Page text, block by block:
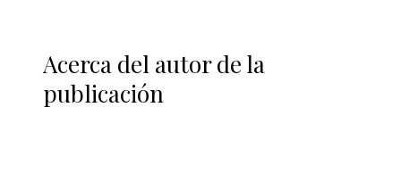
Acerca del autor de la
publicación